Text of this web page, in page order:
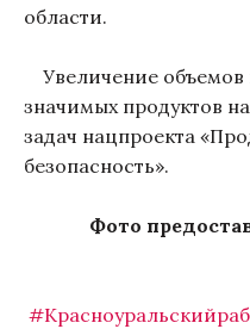
области.
Увеличение объемов
значимых продуктов
задач нацпроекта
безопасность».
Фото